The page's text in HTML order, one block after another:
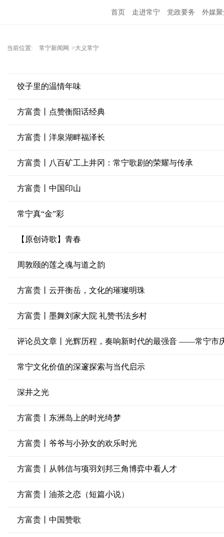
首页 走进常宁 党政要务 外媒
当前位置: 常宁新闻网 >大义常宁
饺子里的温情年味
方富贵丨点赞衡阳话经典
方富贵丨洋泉湖畔福泽长
方富贵丨八百矿工上井冈：常宁歌剧的荣耀与传承
方富贵丨中国印山
常宁真“金”彩
【原创诗歌】青春
周敦颐的莲之魂与道之韵
方富贵丨云开衡岳，文化的璀璨明珠
方富贵丨墨舞刘家大院 礼赞书法乡村
常宁文化价值的深邃探索与当代启示
深井之光
方富贵丨东洲岛上的时光绮梦
方富贵丨爷爷与小孙女的欢乐时光
方富贵丨从韩信与项羽刘邦三角博弈中看人才
方富贵丨油茶之恋（短篇小说）
方富贵丨中国赞歌